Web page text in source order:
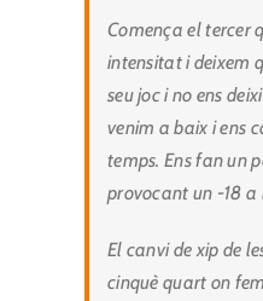
Comença el tercer
intensitat i deixem
seu joc i no ens
venim a baix i ens
temps. Ens fan un
provocant un -18
El canvi de xip de
cinquè quart on